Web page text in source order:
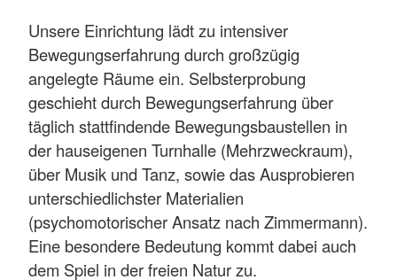
Unsere Einrichtung lädt zu intensiver
Bewegungserfahrung durch großzügig
angelegte Räume ein. Selbsterprobung
geschieht durch Bewegungserfahrung über
täglich stattfindende Bewegungsbaustellen in
der hauseigenen Turnhalle (Mehrzweckraum),
über Musik und Tanz, sowie das Ausprobieren
unterschiedlichster Materialien
(psychomotorischer Ansatz nach Zimmermann).
Eine besondere Bedeutung kommt dabei auch
dem Spiel in der freien Natur zu.